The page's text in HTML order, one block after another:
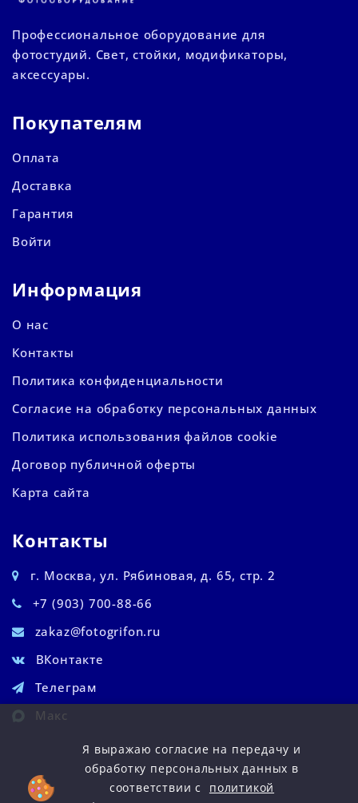
Профессиональное оборудование для
фотостудий. Свет, стойки, модификаторы,
аксессуары.
Покупателям
Оплата
Доставка
Гарантия
Войти
Информация
О нас
Контакты
Политика конфиденциальности
Согласие на обработку персональных данных
Политика использования файлов cookie
Договор публичной оферты
Карта сайта
Контакты
г. Москва, ул. Рябиновая, д. 65, стр. 2
+7 (903) 700-88-66
zakaz@fotogrifon.ru
ВКонтакте
Телеграм
Макс
Я выражаю согласие на передачу и
обработку персональных данных в
соответствии с
политикой